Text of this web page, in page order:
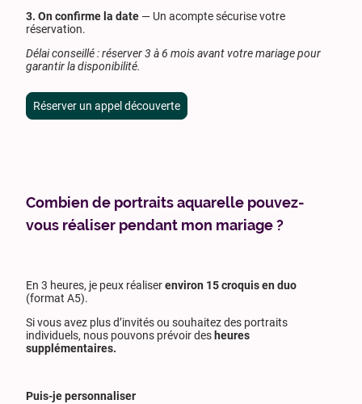
3. On confirme la date — Un acompte sécurise votre
réservation.
Délai conseillé : réserver 3 à 6 mois avant votre mariage pour
garantir la disponibilité.
Réserver un appel découverte
Combien de portraits aquarelle pouvez-
vous réaliser pendant mon mariage ?
En 3 heures, je peux réaliserenviron 15 croquis en duo
(format A5).
Si vous avez plus d’invités ou souhaitez des portraits
individuels, nous pouvons prévoir des heures
supplémentaires.
Puis-je personnaliser